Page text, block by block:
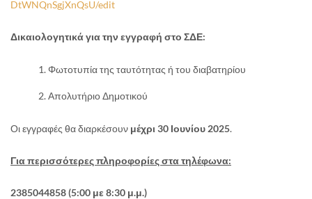
DtWNQnSgjXnQsU/edit
Δικαιολογητικά για την εγγραφή στο ΣΔΕ:
Φωτοτυπία της ταυτότητας ή του διαβατηρίου
Απολυτήριο Δημοτικού
Οι εγγραφές θα διαρκέσουν μέχρι 30 Ιουνίου 2025.
Για περισσότερες πληροφορίες στα τηλέφωνα:
2385044858 (5:00 με 8:30 μ.μ.)